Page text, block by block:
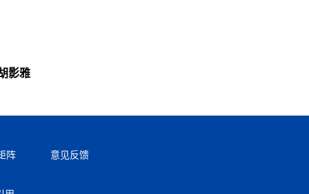
影雅
阵 意见反馈